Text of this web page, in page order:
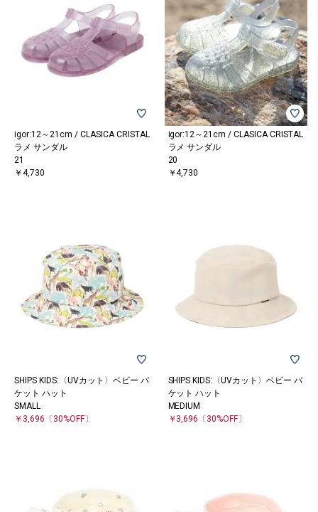
igor:12～21cm / CLASICA CRISTAL
ラメ サンダル
21
￥4,730
igor:12～21cm / CLASICA CRISTAL
ラメ サンダル
20
￥4,730
SHIPS KIDS:〈UVカット〉ベビー バ
ケット ハット
SMALL
￥3,696 〔30%OFF〕
SHIPS KIDS:〈UVカット〉ベビー バ
ケット ハット
MEDIUM
￥3,696 〔30%OFF〕